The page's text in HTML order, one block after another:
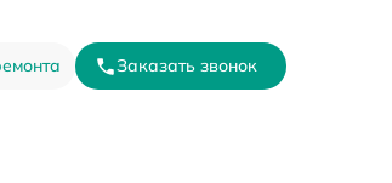
Заказать звонок